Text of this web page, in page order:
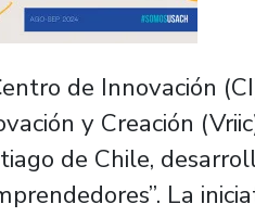
de Innovación
y Creación
de Chile,
La